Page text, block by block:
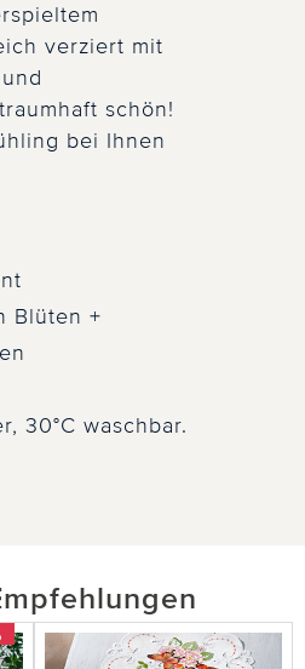
verziert mit
schön!
bei Ihnen
Blüten +
30°C waschbar.